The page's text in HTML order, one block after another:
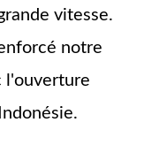
vitesse.
notre
l'ouverture